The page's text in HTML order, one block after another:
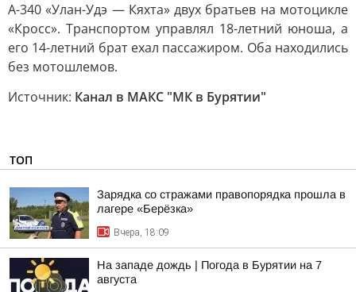
А-340 «Улан-Удэ — Кяхта» двух братьев на мотоцикле
«Кросс». Транспортом управлял 18-летний юноша, а
его 14-летний брат ехал пассажиром. Оба находились
без мотошлемов.
Источник: Канал в МАКС "МК в Бурятии"
ТОП
Зарядка со стражами правопорядка прошла в
лагере «Берёзка»
Вчера, 18:09
На западе дождь | Погода в Бурятии на 7
августа